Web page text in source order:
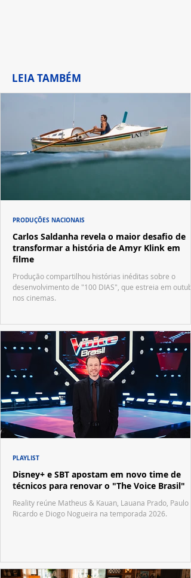
LEIA TAMBÉM
Carlos Saldanha revela o maior desafio de
transformar a história de Amyr Klink em
filme
Produção compartilhou histórias inéditas sobre o
desenvolvimento de "100 DIAS", que estreia em
nos cinemas.
PRODUÇÕES NACIONAIS
Disney+ e SBT apostam em novo time de
técnicos para renovar o "The Voice Brasil"
Reality reúne Matheus & Kauan, Lauana Prado, Paulo
Ricardo e Diogo Nogueira na temporada 2026.
PLAYLIST